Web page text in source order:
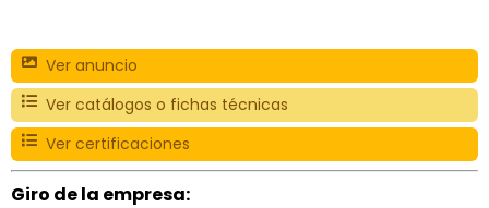
Ver anuncio
Ver catálogos o fichas técnicas
Ver certificaciones
Giro de la empresa: